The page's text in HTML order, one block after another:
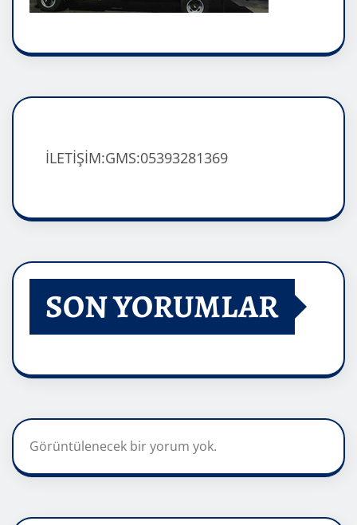
İLETİŞİM:GMS:05393281369
SON YORUMLAR
Görüntülenecek bir yorum yok.